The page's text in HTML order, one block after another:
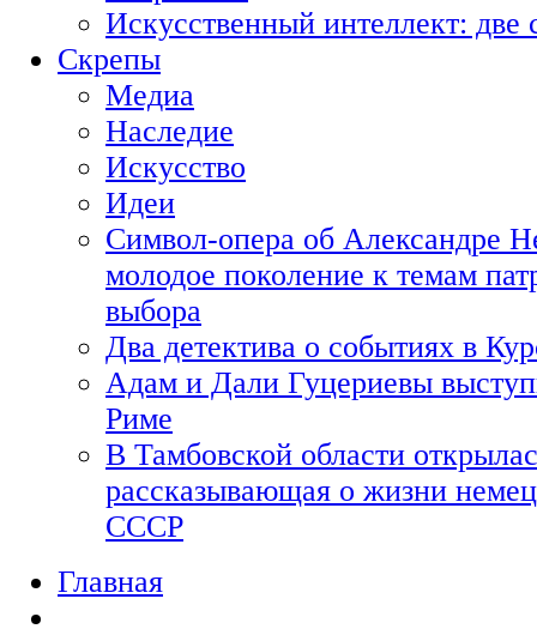
Искусственный интеллект:
Скрепы
Медиа
Наследие
Искусство
Идеи
Символ-опера об Александре
молодое поколение к темам
выбора
Два детектива о событиях в
Адам и Дали Гуцериевы
Риме
В Тамбовской области
рассказывающая о жизни
СССР
Главная